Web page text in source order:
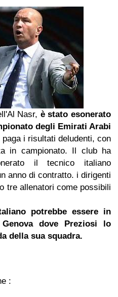
Nasr, è stato esonerato
degli Emirati Arabi
i risultati deludenti, con
in campionato. Il club ha
il tecnico italiano
anno di contratto. i dirigenti
tre allenatori come possibili
potrebbe essere in
Genovadove Preziosi lo
della sua squadra.
: